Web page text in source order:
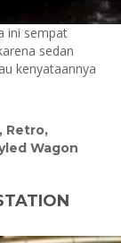
ini sempat
sedan
kenyataannya
, Retro,
Wagon